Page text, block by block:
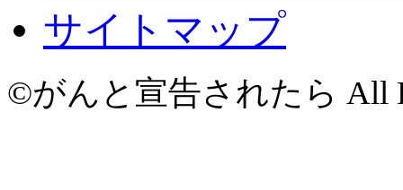
サイトマップ
©がんと宣告されたら All